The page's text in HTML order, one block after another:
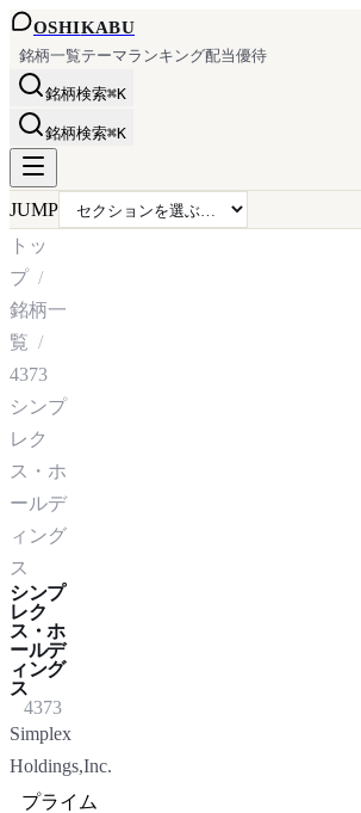
OSHIKABU
銘柄一覧テーマランキング配当優待
銘柄検索⌘K
銘柄検索⌘K
JUMP
トッ
プ
銘柄一
覧
4373
シンプ
レク
ス・ホ
ールデ
ィング
ス
シンプ
レク
ス・ホ
ールデ
ィング
ス
4373
Simplex
Holdings,Inc.
プライム